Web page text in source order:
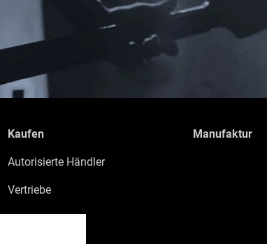
Kaufen
Autorisierte Händler
Vertriebe
Manufaktur